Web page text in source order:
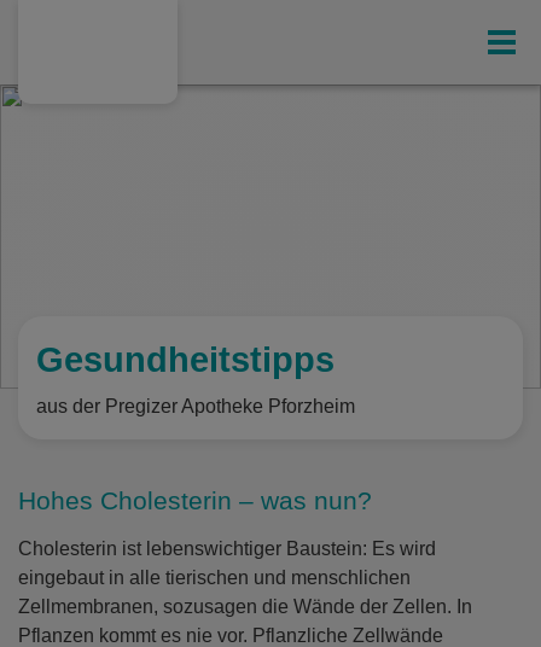
Ihr exklusives Kunden-Magazin
Hausspezialitäten
Service
Gesundheitstipps
aus der Pregizer Apotheke Pforzheim
Hohes Cholesterin – was nun?
Cholesterin ist lebenswichtiger Baustein: Es wird
eingebaut in alle tierischen und menschlichen
Zellmembranen, sozusagen die Wände der Zellen. In
Pflanzen kommt es nie vor. Pflanzliche Zellwände